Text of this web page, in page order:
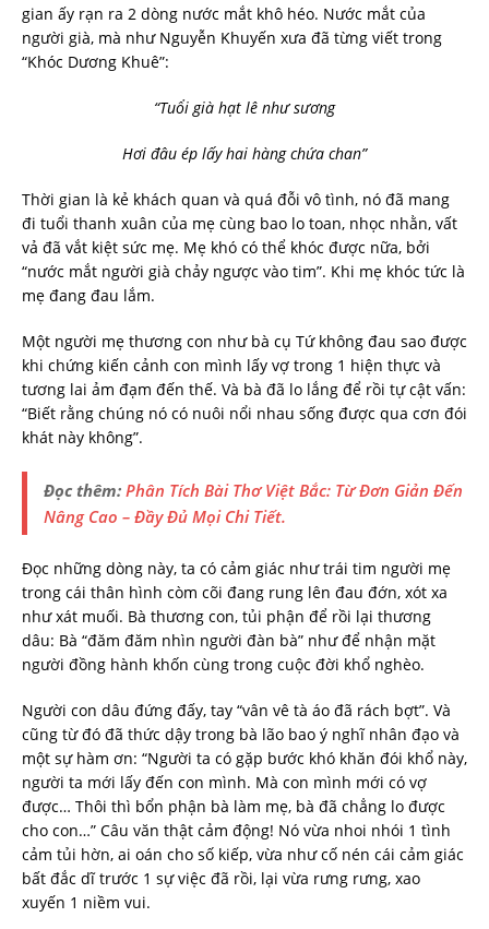
gian ấy rạn ra 2 dòng nước mắt khô héo. Nước mắt của
người già, mà như Nguyễn Khuyến xưa đã từng viết trong
“Khóc Dương Khuê”:
“Tuổi già hạt lê như sương
Hơi đâu ép lấy hai hàng chứa chan”
Thời gian là kẻ khách quan và quá đỗi vô tình, nó đã mang
đi tuổi thanh xuân của mẹ cùng bao lo toan, nhọc nhằn, vất
vả đã vắt kiệt sức mẹ. Mẹ khó có thể khóc được nữa, bởi
“nước mắt người già chảy ngược vào tim”. Khi mẹ khóc tức là
mẹ đang đau lắm.
Một người mẹ thương con như bà cụ Tứ không đau sao được
khi chứng kiến cảnh con mình lấy vợ trong 1 hiện thực và
tương lai ảm đạm đến thế. Và bà đã lo lắng để rồi tự cật vấn:
“Biết rằng chúng nó có nuôi nổi nhau sống được qua cơn đói
khát này không”.
Đọc thêm: Phân Tích Bài Thơ Việt Bắc: Từ Đơn Giản Đến
Nâng Cao – Đầy Đủ Mọi Chi Tiết.
Đọc những dòng này, ta có cảm giác như trái tim người mẹ
trong cái thân hình còm cõi đang rung lên đau đớn, xót xa
như xát muối. Bà thương con, tủi phận để rồi lại thương
dâu: Bà “đăm đăm nhìn người đàn bà” như để nhận mặt
người đồng hành khốn cùng trong cuộc đời khổ nghèo.
Người con dâu đứng đấy, tay “vân vê tà áo đã rách bợt”. Và
cũng từ đó đã thức dậy trong bà lão bao ý nghĩ nhân đạo và
một sự hàm ơn: “Người ta có gặp bước khó khăn đói khổ này,
người ta mới lấy đến con mình. Mà con mình mới có vợ
được… Thôi thì bổn phận bà làm mẹ, bà đã chẳng lo được
cho con…” Câu văn thật cảm động! Nó vừa nhoi nhói 1 tình
cảm tủi hờn, ai oán cho số kiếp, vừa như cố nén cái cảm giác
bất đắc dĩ trước 1 sự việc đã rồi, lại vừa rưng rưng, xao
xuyến 1 niềm vui.